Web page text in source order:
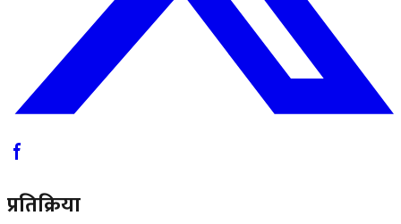
प्रतिक्रिया